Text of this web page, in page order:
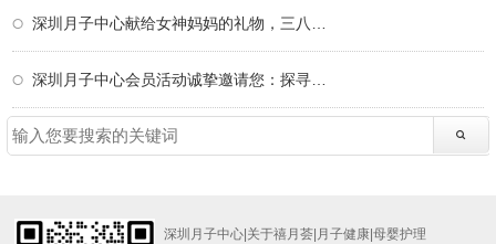
深圳月子中心献给女神妈妈的礼物，三八妇女
深圳月子中心会员活动诚挚邀请您：探寻非遗
深圳月子中心|关于禧月荟| 月子健康|母婴护理